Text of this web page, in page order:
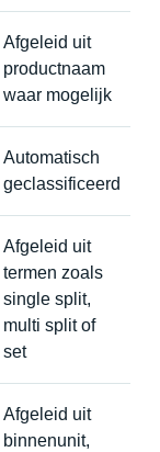
Afgeleid uit
productnaam
waar mogelijk
Automatisch
geclassificeerd
Afgeleid uit
termen zoals
single split,
multi split of
set
Afgeleid uit
binnenunit,